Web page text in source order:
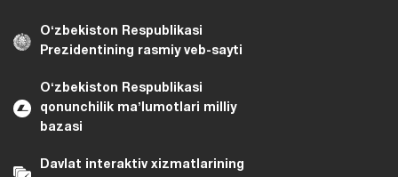
Oʻzbekiston Respublikasi
Prezidentining rasmiy veb-sayti
Oʻzbekiston Respublikasi
qonunchilik maʼlumotlari milliy
bazasi
Davlat interaktiv xizmatlarining